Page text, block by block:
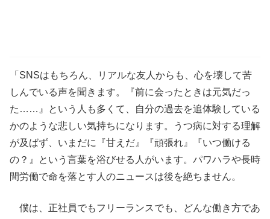
「SNSはもちろん、リアルな友人からも、心を壊して苦
しんでいる声を聞きます。『前に会ったときは元気だっ
た……』という人も多くて、自分の過去を追体験している
かのような悲しい気持ちになります。うつ病に対する理解
が及ばず、いまだに『甘えだ』『頑張れ』『いつ働ける
の？』という言葉を浴びせる人がいます。パワハラや長時
間労働で命を落とす人のニュースは後を絶ちません。
僕は、正社員でもフリーランスでも、どんな働き方であ